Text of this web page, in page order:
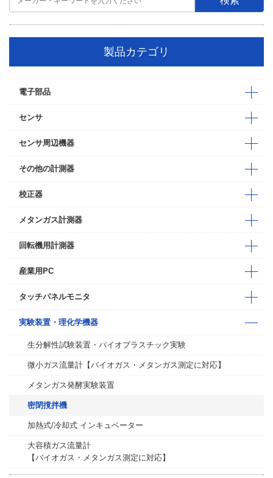
製品カテゴリ
電子部品
センサ
センサ周辺機器
その他の計測器
校正器
メタンガス計測器
回転機用計測器
産業用PC
タッチパネルモニタ
実験装置・理化学機器
生分解性試験装置・バイオプラスチック実験
微小ガス流量計【バイオガス・メタンガス測定に対応】
メタンガス発酵実験装置
密閉撹拌機
加熱式/冷却式 インキュベーター
大容積ガス流量計
【バイオガス・メタンガス測定に対応】